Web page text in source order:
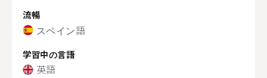
流暢
スペイン語
学習中の言語
英語